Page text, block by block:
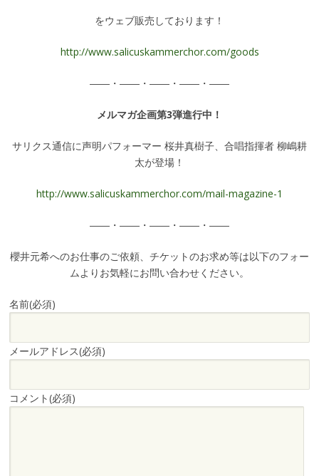
をウェブ販売しております！
http://www.salicuskammerchor.com/goods
――・――・――・――・――
メルマガ企画第3弾進行中！
サリクス通信に声明パフォーマー 桜井真樹子、合唱指揮者 柳嶋耕
太が登場！
http://www.salicuskammerchor.com/mail-magazine-1
――・――・――・――・――
櫻井元希へのお仕事のご依頼、チケットのお求め等は以下のフォー
ムよりお気軽にお問い合わせください。
名前(必須)
メールアドレス(必須)
コメント(必須)